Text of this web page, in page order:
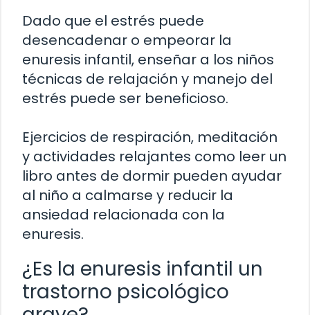
Dado que el estrés puede
desencadenar o empeorar la
enuresis infantil, enseñar a los niños
técnicas de relajación y manejo del
estrés puede ser beneficioso.
Ejercicios de respiración, meditación
y actividades relajantes como leer un
libro antes de dormir pueden ayudar
al niño a calmarse y reducir la
ansiedad relacionada con la
enuresis.
¿Es la enuresis infantil un
trastorno psicológico